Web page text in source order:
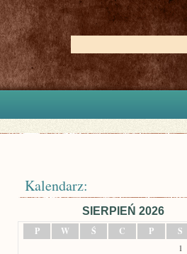
Kalendarz:
SIERPIEŃ 2026
P
W Ś C P S
1